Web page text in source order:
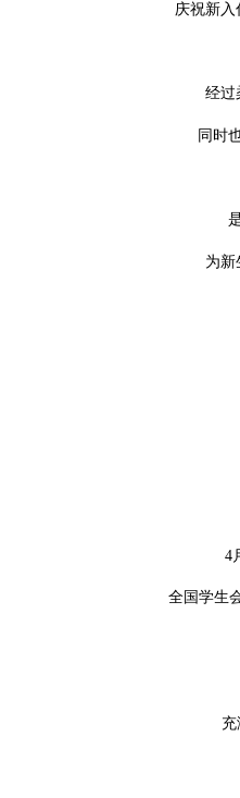
庆祝新入
经过
同时
为新
4
全国学生
充